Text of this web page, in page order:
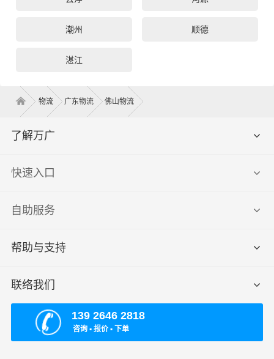
潮州 顺德
湛江
物流 广东物流 佛山物流
了解万广
快速入口
自助服务
帮助与支持
联络我们
139 2646 2818
咨询 ▪ 报价 ▪ 下单